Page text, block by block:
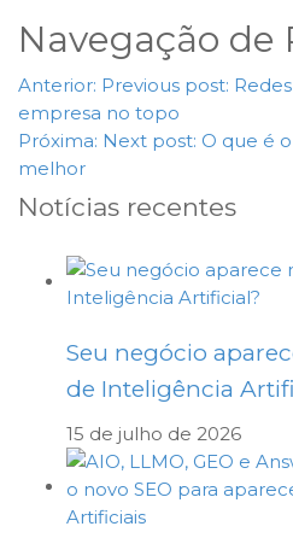
Navegação de
Anterior: Previous post:
empresa no topo
Próxima: Next post: O que é
melhor
Notícias recentes
Seu negócio
de Inteligência
15 de julho de 2026